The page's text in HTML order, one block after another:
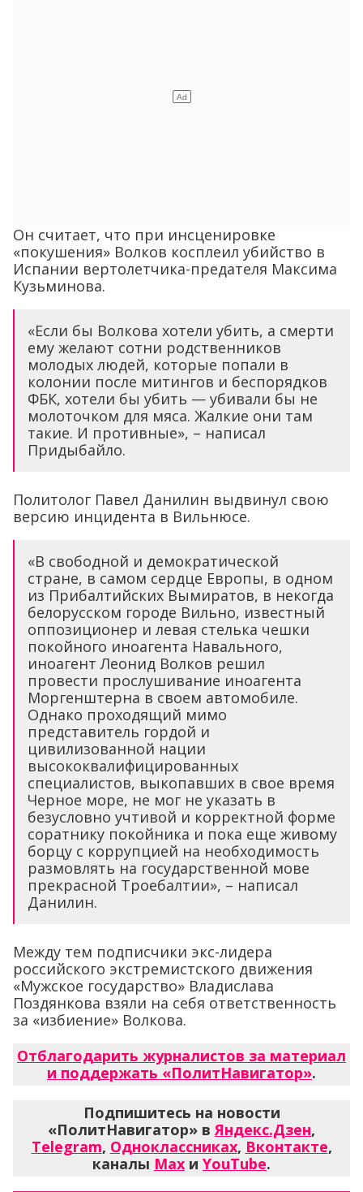
Он считает, что при инсценировке
«покушения» Волков косплеил убийство в
Испании вертолетчика-предателя Максима
Кузьминова.
«Если бы Волкова хотели убить, а смерти
ему желают сотни родственников
молодых людей, которые попали в
колонии после митингов и беспорядков
ФБК, хотели бы убить — убивали бы не
молоточком для мяса. Жалкие они там
такие. И противные», – написал
Придыбайло.
Политолог Павел Данилин выдвинул свою
версию инцидента в Вильнюсе.
«В свободной и демократической
стране, в самом сердце Европы, в одном
из Прибалтийских Вымиратов, в некогда
белорусском городе Вильно, известный
оппозиционер и левая стелька чешки
покойного иноагента Навального,
иноагент Леонид Волков решил
провести прослушивание иноагента
Моргенштерна в своем автомобиле.
Однако проходящий мимо
представитель гордой и
цивилизованной нации
высококвалифицированных
специалистов, выкопавших в свое время
Черное море, не мог не указать в
безусловно учтивой и корректной форме
соратнику покойника и пока еще живому
борцу с коррупцией на необходимость
размовлять на государственной мове
прекрасной Троебалтии», – написал
Данилин.
Между тем подписчики экс-лидера
российского экстремистского движения
«Мужское государство» Владислава
Поздянкова взяли на себя ответственность
за «избиение» Волкова.
Отблагодарить журналистов за материал
и поддержать «ПолитНавигатор».
Подпишитесь на новости
«ПолитНавигатор» вЯндекс.Дзен,
Telegram, Одноклассниках, Вконтакте,
каналы Max и YouTube.